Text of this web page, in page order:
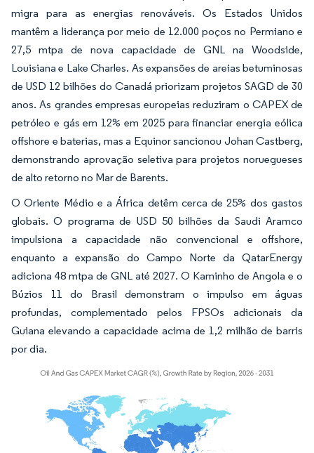
migra para as energias renováveis. Os Estados Unidos
mantêm a liderança por meio de 12.000 poços no Permiano e
27,5 mtpa de nova capacidade de GNL na Woodside,
Louisiana e Lake Charles. As expansões de areias betuminosas
de USD 12 bilhões do Canadá priorizam projetos SAGD de 30
anos. As grandes empresas europeias reduziram o CAPEX de
petróleo e gás em 12% em 2025 para financiar energia eólica
offshore e baterias, mas a Equinor sancionou Johan Castberg,
demonstrando aprovação seletiva para projetos noruegueses
de alto retorno no Mar de Barents.
O Oriente Médio e a África detêm cerca de 25% dos gastos
globais. O programa de USD 50 bilhões da Saudi Aramco
impulsiona a capacidade não convencional e offshore,
enquanto a expansão do Campo Norte da QatarEnergy
adiciona 48 mtpa de GNL até 2027. O Kaminho de Angola e o
Búzios 11 do Brasil demonstram o impulso em águas
profundas, complementado pelos FPSOs adicionais da
Guiana elevando a capacidade acima de 1,2 milhão de barris
por dia.